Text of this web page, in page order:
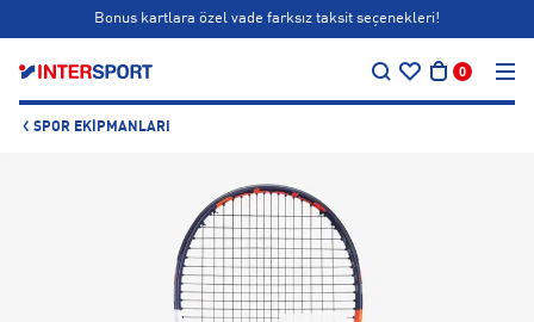
Bonus kartlara özel vade farksız taksit seçenekleri!
0
SPOR EKIPMANLARI